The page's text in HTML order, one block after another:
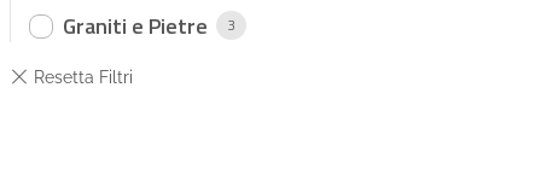
Graniti e Pietre 3